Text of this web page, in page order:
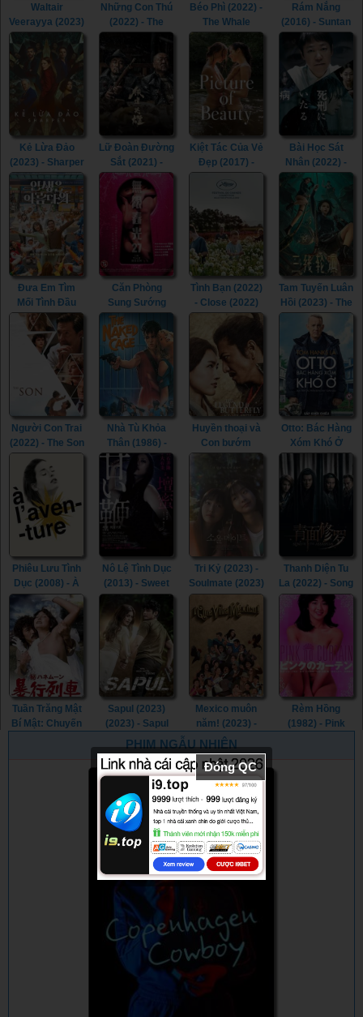
Waltair
Veerayya (2023)
Veerayya (2023)
Những Con Thú
(2022) - The
Béo Phì (2022) -
The Whale
Rám Nắng
(2016) - Suntan
(2016)
Kẻ Lừa Đảo
(2023) - Sharper
(2023)
Lữ Đoàn Đường
Sắt (2021) -
Railway Heroes
(2021)
Kiệt Tác Của Vẻ
Đẹp (2017) -
Picture of
Bài Học Sát
Nhân (2022) -
Lesson in
Murder (2022)
Đưa Em Tìm
Mối Tình Đầu
(2022) - Life Is
Beautiful (2022)
Căn Phòng
Sung Sướng
(2015) - In the
Room (2015)
Tình Bạn (2022)
- Close (2022)
Tam Tuyến Luân
Hồi (2023) - The
River (2023)
Người Con Trai
(2022) - The Son
(2022)
Nhà Tù Khỏa
Thân (1986) -
The Naked
Cage (1986)
Huyền thoại và
Con bướm
Butterfly (2023)
Otto: Bác Hàng
Xóm Khó Ở
Called Otto
(2022)
Phiêu Lưu Tình
Dục (2008) - À
l’aventure
(2008)
Nô Lệ Tình Dục
(2013) - Sweet
Tri Kỷ (2023) -
Soulmate (2023)
Thanh Diện Tu
La (2022) - Song
of the
Assassins
(2022)
Tuần Trăng Mật
Bí Mật: Chuyến
Sapul (2023)
(2023) - Sapul
(2023) (2023)
Mexico muôn
năm! (2023) -
¡Que Viva
México! (2023)
Rèm Hồng
(1982) - Pink
PHIM NGẪU NHIÊN
Đóng QC